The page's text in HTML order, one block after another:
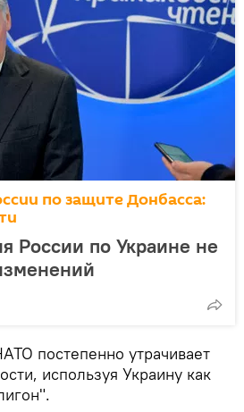
по защите Донбасса:
России по Украине не
постепенно утрачивает
используя Украину как